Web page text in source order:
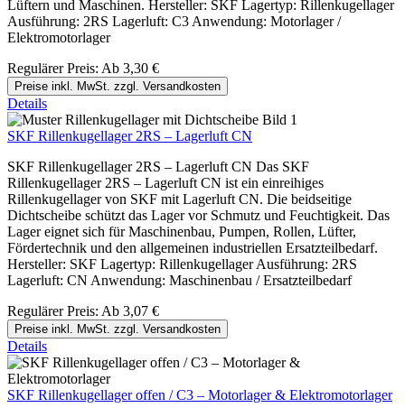
Lüftern und Maschinen. Hersteller: SKF Lagertyp: Rillenkugellager
Ausführung: 2RS Lagerluft: C3 Anwendung: Motorlager /
Elektromotorlager
Regulärer Preis: Ab 3,30 €
Preise inkl. MwSt. zzgl. Versandkosten
Details
SKF Rillenkugellager 2RS – Lagerluft CN
SKF Rillenkugellager 2RS – Lagerluft CN Das SKF
Rillenkugellager 2RS – Lagerluft CN ist ein einreihiges
Rillenkugellager von SKF mit Lagerluft CN. Die beidseitige
Dichtscheibe schützt das Lager vor Schmutz und Feuchtigkeit. Das
Lager eignet sich für Maschinenbau, Pumpen, Rollen, Lüfter,
Fördertechnik und den allgemeinen industriellen Ersatzteilbedarf.
Hersteller: SKF Lagertyp: Rillenkugellager Ausführung: 2RS
Lagerluft: CN Anwendung: Maschinenbau / Ersatzteilbedarf
Regulärer Preis: Ab 3,07 €
Preise inkl. MwSt. zzgl. Versandkosten
Details
SKF Rillenkugellager offen / C3 – Motorlager & Elektromotorlager